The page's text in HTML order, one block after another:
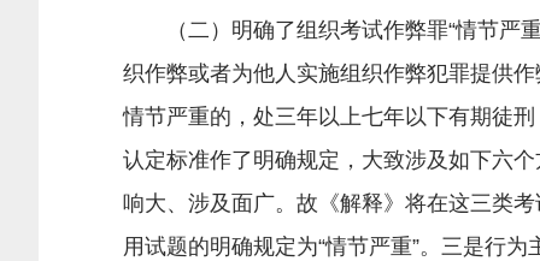
（二）明确了组织考试作弊罪“情节严重
织作弊或者为他人实施组织作弊犯罪提供
情节严重的，处三年以上七年以下有期徒
认定标准作了明确规定，大致涉及如下六
响大、涉及面广。故《解释》将在这三类
用试题的明确规定为“情节严重”。三是行